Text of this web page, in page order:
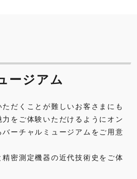
ージアム
だくことが難しいお客さまにも
をご体験いただけるようにオン
ーチャルミュージアムをご用意
密測定機器の近代技術史をご体